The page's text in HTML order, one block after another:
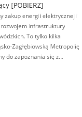
[POBIERZ]
zakup energii elektrycznej i
infrastruktury
To tylko kilka
Zagłębiowską Metropolię
do zapoznania się z…